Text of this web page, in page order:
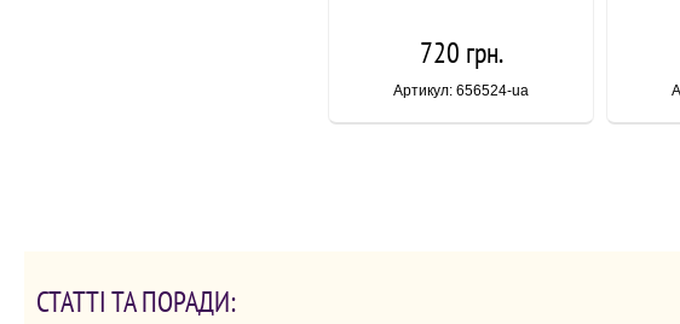
720 грн.
Артикул: 656524-ua
СТАТТІ ТА ПОРАДИ: